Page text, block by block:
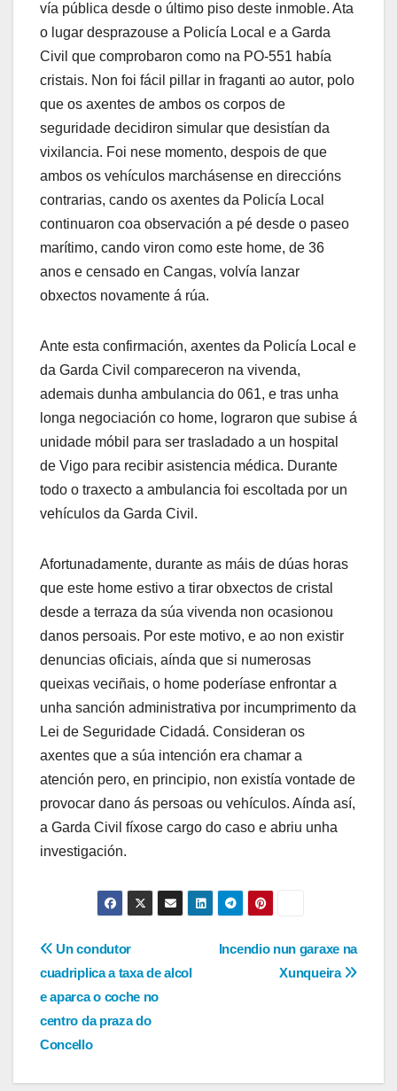
vía pública desde o último piso deste inmoble. Ata
o lugar desprazouse a Policía Local e a Garda
Civil que comprobaron como na PO-551 había
cristais. Non foi fácil pillar in fraganti ao autor, polo
que os axentes de ambos os corpos de
seguridade decidiron simular que desistían da
vixilancia. Foi nese momento, despois de que
ambos os vehículos marchásense en direccións
contrarias, cando os axentes da Policía Local
continuaron coa observación a pé desde o paseo
marítimo, cando viron como este home, de 36
anos e censado en Cangas, volvía lanzar
obxectos novamente á rúa.
Ante esta confirmación, axentes da Policía Local e
da Garda Civil compareceron na vivenda,
ademais dunha ambulancia do 061, e tras unha
longa negociación co home, lograron que subise á
unidade móbil para ser trasladado a un hospital
de Vigo para recibir asistencia médica. Durante
todo o traxecto a ambulancia foi escoltada por un
vehículos da Garda Civil.
Afortunadamente, durante as máis de dúas horas
que este home estivo a tirar obxectos de cristal
desde a terraza da súa vivenda non ocasionou
danos persoais. Por este motivo, e ao non existir
denuncias oficiais, aínda que si numerosas
queixas veciñais, o home poderíase enfrontar a
unha sanción administrativa por incumprimento da
Lei de Seguridade Cidadá. Consideran os
axentes que a súa intención era chamar a
atención pero, en principio, non existía vontade de
provocar dano ás persoas ou vehículos. Aínda así,
a Garda Civil fíxose cargo do caso e abriu unha
investigación.
Navegación
de
entradas
Incendio nun garaxe na
Xunqueira
Un condutor
cuadriplica a taxa de alcol
e aparca o coche no
centro da praza do
Concello